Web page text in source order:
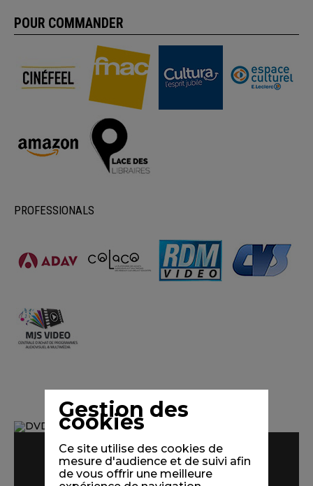
POUR COMMANDER
PROFESSIONALS
Gestion des
cookies
Ce site utilise des cookies de
mesure d'audience et de suivi afin
de vous offrir une meilleure